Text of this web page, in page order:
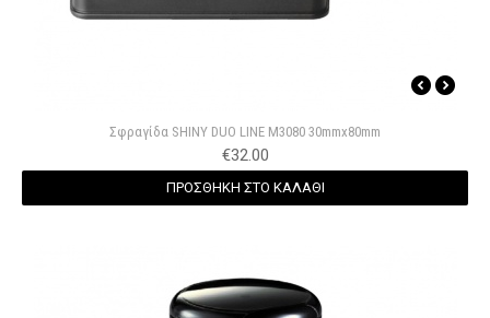
Σφραγίδα SHINY DUO LINE M3080 30mmx80mm
€32.00
ΠΡΟΣΘΗΚΗ ΣΤΟ ΚΑΛΑΘΙ